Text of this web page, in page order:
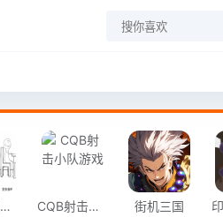
愚人节整同学 CQB射击小队游戏 街机三国